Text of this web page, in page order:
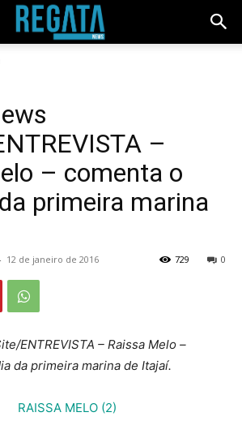
–
– comenta o
primeira marina
12 de janeiro de 2016 0
729
ENTREVISTA – Raissa Melo –
da primeira marina de Itajaí.